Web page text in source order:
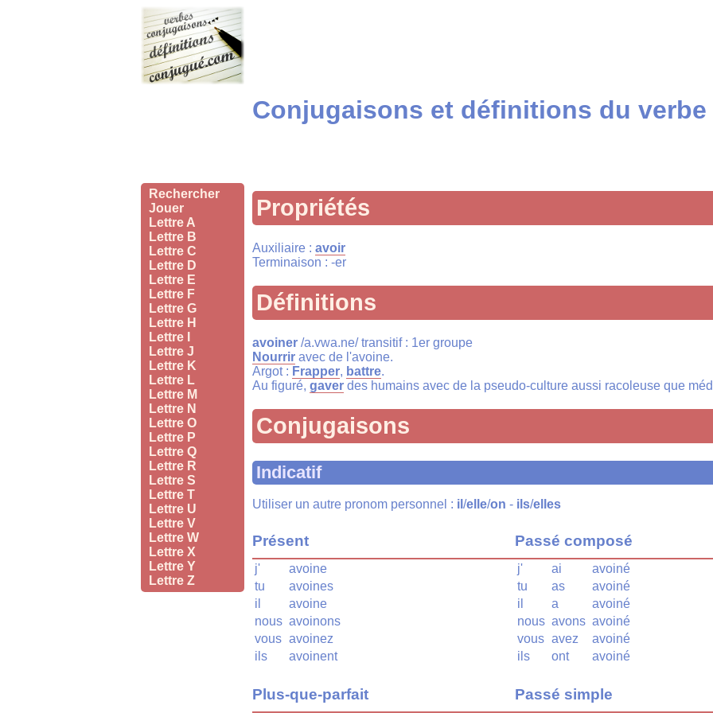
Rechercher
Jouer
Lettre A
Lettre B
Lettre C
Lettre D
Lettre E
Lettre F
Lettre G
Lettre H
Lettre I
Lettre J
Lettre K
Lettre L
Lettre M
Lettre N
Lettre O
Lettre P
Lettre Q
Lettre R
Lettre S
Lettre T
Lettre U
Lettre V
Lettre W
Lettre X
Lettre Y
Lettre Z
Conjugaisons et définitions du verbe
Propriétés
Auxiliaire : avoir
Terminaison : -er
Définitions
avoiner /a.vwa.ne/ transitif : 1er groupe
Nourrir avec de l'avoine.
Argot : Frapper, battre.
Au figuré, gaver des humains avec de la pseudo-culture aussi racoleuse que
Conjugaisons
Indicatif
Utiliser un autre pronom personnel : il /elle/on - ils/elles
Présent
j'
avoine
tu
avoines
il
avoine
nous avoinons
vous avoinez
ils
avoinent
Plus-que-parfait
Passé composé
j' ai
avoiné
tu
as
avoiné
il
a
avoiné
nous avons avoiné
vous avez
avoiné
ils
ont avoiné
Passé simple